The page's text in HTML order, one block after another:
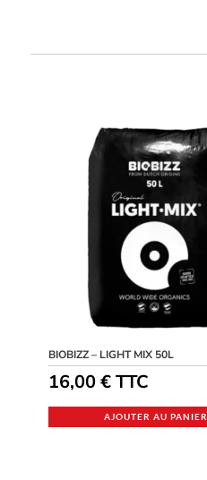
BIOBIZZ – LIGHT MIX 50L
16,00€ TTC
AJOUTER AU PANIER